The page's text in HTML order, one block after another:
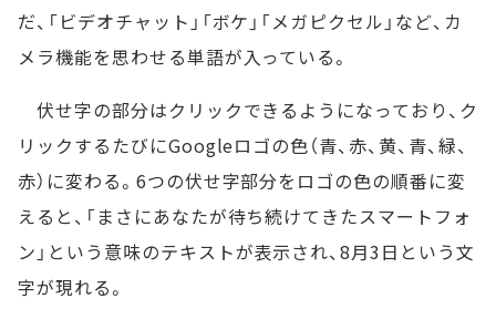
だ、「ビデオチャット」「ボケ」「メガピクセル」など、カ
メラ機能を思わせる単語が入っている。
伏せ字の部分はクリックできるようになっており、ク
リックするたびにGoogleロゴの色（青、赤、黄、青、緑、
赤）に変わる。6つの伏せ字部分をロゴの色の順番に変
えると、「まさにあなたが待ち続けてきたスマートフォ
ン」という意味のテキストが表示され、8月3日という文
字が現れる。